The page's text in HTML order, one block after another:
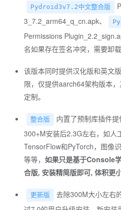
Pydroid3v7.2中文整合版
3_7.2_arm64_q_cn.apk、
Permissions
名如果存在签名冲突，需要卸
该版本同时提供汉化版和英文
限，仅提供aarch64架构版本
定制。
整合版
内置了预制库插件
300+M安装后2.3G左右，如人
TensorFlow和PyTorch，图像
等等， 如果只是基于Console
合版, 安装精简版即可, 体积更小
更新版
去除300M大小左右